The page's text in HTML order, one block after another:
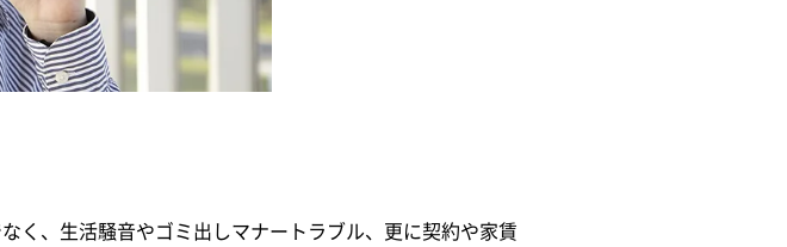
く、生活騒音やゴミ出しマナートラブル、更に契約や家賃